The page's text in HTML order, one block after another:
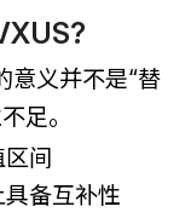
意义并不是“替
足。
间
备互补性